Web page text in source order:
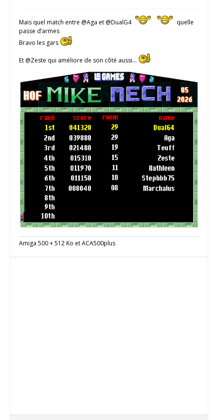
Mais quel match entre @Aga et @DualG4
quelle
passe d’armes
Bravo les gars
Et @Zeste qui améliore de son côté aussi…
Amiga 500 + 512 Ko et ACA500plus